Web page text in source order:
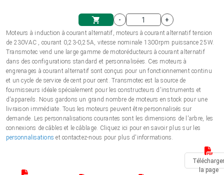
Panier
Polski (EUR)
Norsk (NOK)
Suomi (EUR)
Svenska (SEK)
-
+
Moteurs à induction à courant alternatif, moteurs à courant alternatif tension
de 230VAC , courant 0,23-0,25A, vitesse nominale 1300rpm puissance 25W.
Transmotec vend une large gamme de motoréducteurs à courant alternatif
dans des configurations standard et personnalisées. Ces moteurs à
engrenages à courant alternatif sont conçus pour un fonctionnement continu
et un cycle de service de cent pour cent. Transmotec est la source de
fournisseurs idéale spécialement pour les constructeurs d'instruments et
d'appareils. Nous gardons un grand nombre de moteurs en stock pour une
livraison immédiate. Tous les moteurs peuvent être personnalisés sur
demande. Les personnalisations courantes sont les dimensions de l'arbre, les
connexions de câbles et le câblage. Cliquez ici pour en savoir plus sur les
personnalisationset contactez-nous pour plus d'informations.
Télécharger
la page